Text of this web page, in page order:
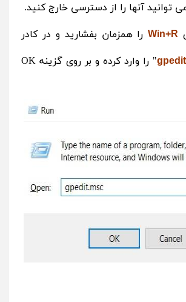
آنها را از دسترسی خارج کنید.
Win+Rرا همزمان بفشارید و در کادر
" را وارد کرده و بر روی گزینه OK